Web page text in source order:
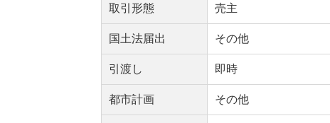
取引形態 売主
国土法届出 その他
引渡し 即時
都市計画 その他